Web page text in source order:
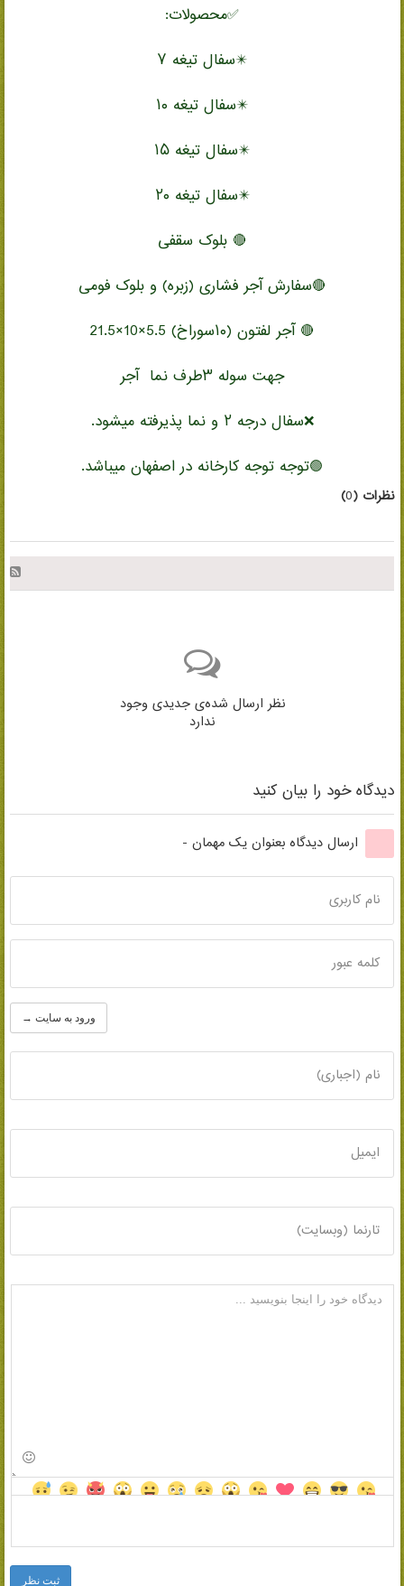
✅محصولات:
✴️سفال تیغه ۷
✴️سفال تیغه ۱۰
✴️سفال تیغه ۱۵
✴️سفال تیغه ۲۰
🔴 بلوک سقفی
🔴سفارش آجر فشاری (زبره) و بلوک فومی
🔴 آجر لفتون (۱۰سوراخ) 5.5×10×21.5
جهت سوله ۳طرف نما آجر
❌سفال درجه ۲ و نما پذیرفته میشود.
🟢توجه توجه کارخانه در اصفهان میباشد.
نظرات (0
)
نظر ارسال شده‌ی جدیدی وجود
ندارد
دیدگاه خود را بیان کنید
ارسال دیدگاه بعنوان یک مهمان -
نام کاربری
کلمه عبور
ورود به سایت →
نام (اجباری)
ایمیل
تارنما (وبسایت)
ثبت نظر